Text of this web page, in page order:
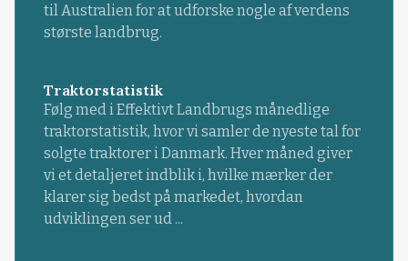
til Australien for at udforske nogle af verdens
største landbrug.
Traktorstatistik
Følg med i Effektivt Landbrugs månedlige
traktorstatistik, hvor vi samler de nyeste tal for
solgte traktorer i Danmark. Hver måned giver
vi et detaljeret indblik i, hvilke mærker der
klarer sig bedst på markedet, hvordan
udviklingen ser ud ...